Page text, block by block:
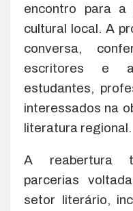
encontro para
cultural local. A
conversa,
escritores e
estudantes,
interessados na
literatura regional.
A reabertura
parcerias
setor literário,